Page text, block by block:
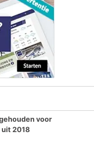
voor
2018